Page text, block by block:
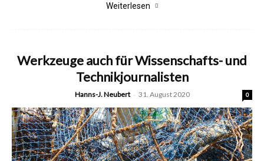
Weiterlesen
Werkzeuge auch für Wissenschafts- und
Technikjournalisten
Hanns-J. Neubert - 31. August 2020 0